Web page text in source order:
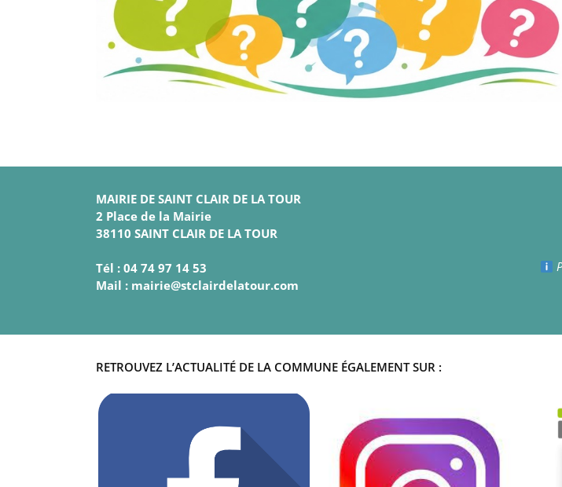
MAIRIE DE SAINT CLAIR DE LA TOUR
2 Place de la Mairie
38110 SAINT CLAIR DE LA TOUR
Tél : 04 74 97 14 53
Mail : mairie@stclairdelatour.com
RETROUVEZ L’ACTUALITÉ DE LA COMMUNE ÉGALEMENT SUR :